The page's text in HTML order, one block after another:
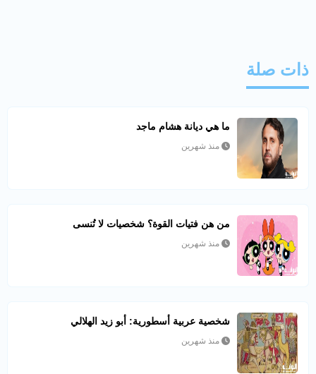
ذات صلة
ما هي ديانة هشام ماجد
منذ شهرين
من هن فتيات القوة؟ شخصيات لا تُنسى
منذ شهرين
شخصية عربية أسطورية: أبو زيد الهلالي
منذ شهرين